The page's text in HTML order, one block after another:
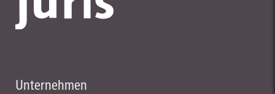
Unternehmen